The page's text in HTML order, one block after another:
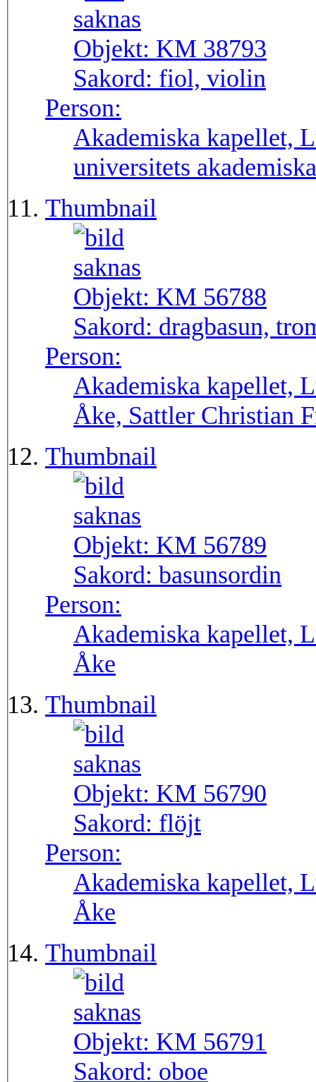
Objekt: KM 38793
Sakord: fiol, violin
Person:
Akademiska kapellet,
universitets
Thumbnail
Objekt: KM 56788
Sakord: dragbasun,
Person:
Akademiska kapellet,
Åke, Sattler Christian
Thumbnail
Objekt: KM 56789
Sakord: basunsordin
Person:
Akademiska kapellet,
Åke
Thumbnail
Objekt: KM 56790
Sakord: flöjt
Person:
Akademiska kapellet,
Åke
Thumbnail
Objekt: KM 56791
Sakord: oboe